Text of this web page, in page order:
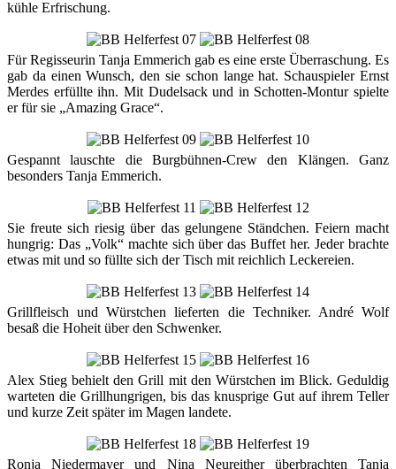
kühle Erfrischung.
Für Regisseurin Tanja Emmerich gab es eine erste Überraschung. Es
gab da einen Wunsch, den sie schon lange hat. Schauspieler Ernst
Merdes erfüllte ihn. Mit Dudelsack und in Schotten-Montur spielte
er für sie „Amazing Grace“.
Gespannt lauschte die Burgbühnen-Crew den Klängen. Ganz
besonders Tanja Emmerich.
Sie freute sich riesig über das gelungene Ständchen. Feiern macht
hungrig: Das „Volk“ machte sich über das Buffet her. Jeder brachte
etwas mit und so füllte sich der Tisch mit reichlich Leckereien.
Grillfleisch und Würstchen lieferten die Techniker. André Wolf
besaß die Hoheit über den Schwenker.
Alex Stieg behielt den Grill mit den Würstchen im Blick. Geduldig
warteten die Grillhungrigen, bis das knusprige Gut auf ihrem Teller
und kurze Zeit später im Magen landete.
Ronja Niedermayer und Nina Neureither überbrachten Tanja